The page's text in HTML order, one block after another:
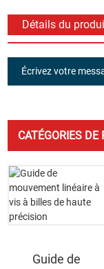
Détails du
Écrivez votre
CATÉGORIES DE
Guide de